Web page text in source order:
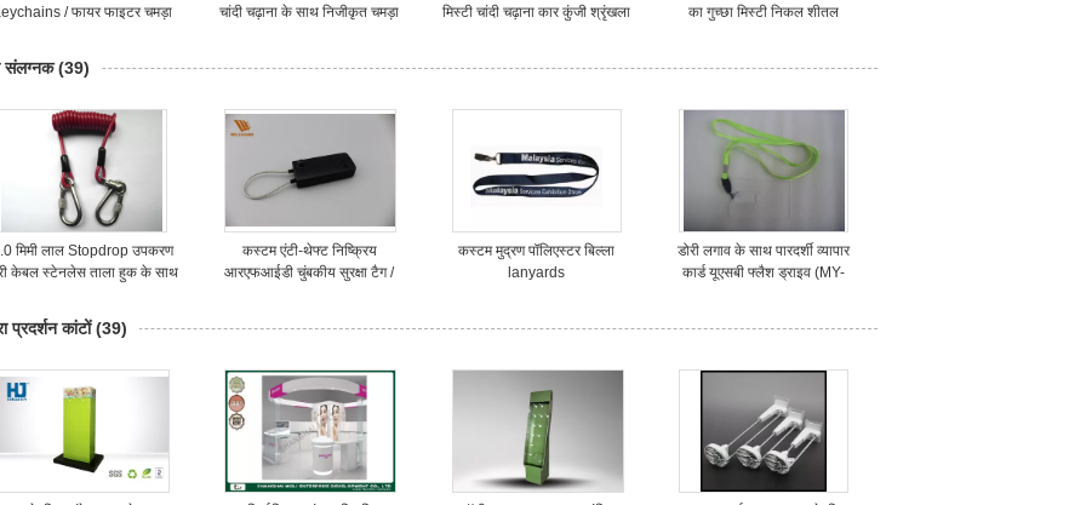
/ फायर फाइटर चमड़ा
चांदी चढ़ाना के साथ निजीकृत चमड़ा
मिस्टी चांदी चढ़ाना कार कुंजी श्रृंखला
का गुच्छा मिस्टी निकल शीतल
संलग्नक (39)
मिमी लाल Stopdrop उपकरण
केबल स्टेनलेस ताला हुक के साथ
कस्टम एंटी-थेफ्ट निष्क्रिय
आरएफआईडी चुंबकीय सुरक्षा टैग /
कस्टम मुद्रण पॉलिएस्टर बिल्ला
lanyards
डोरी लगाव के साथ पारदर्शी व्यापार
कार्ड यूएसबी फ्लैश ड्राइव (MY-
प्रदर्शन कांटों (39)